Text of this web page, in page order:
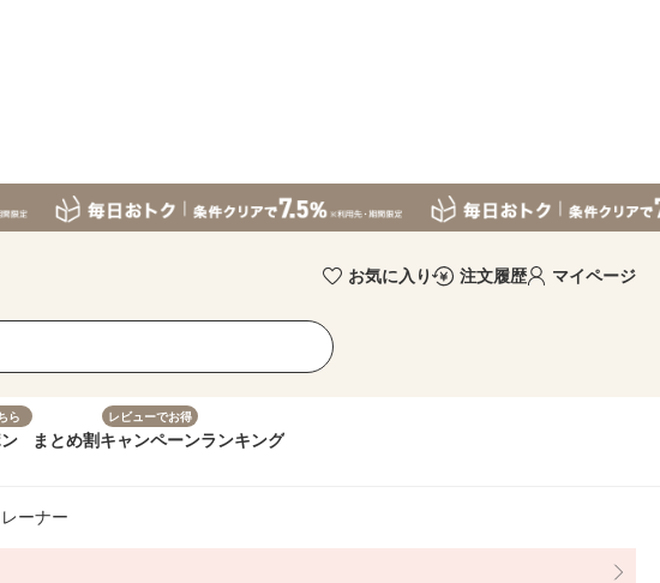
お気に入り 注文履歴 マイページ
ら
まとめ割
レビューでお得
キャンペーンランキング
ーナー